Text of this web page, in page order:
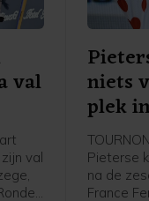
val
val
niets
plek
Pieterse
na de
France